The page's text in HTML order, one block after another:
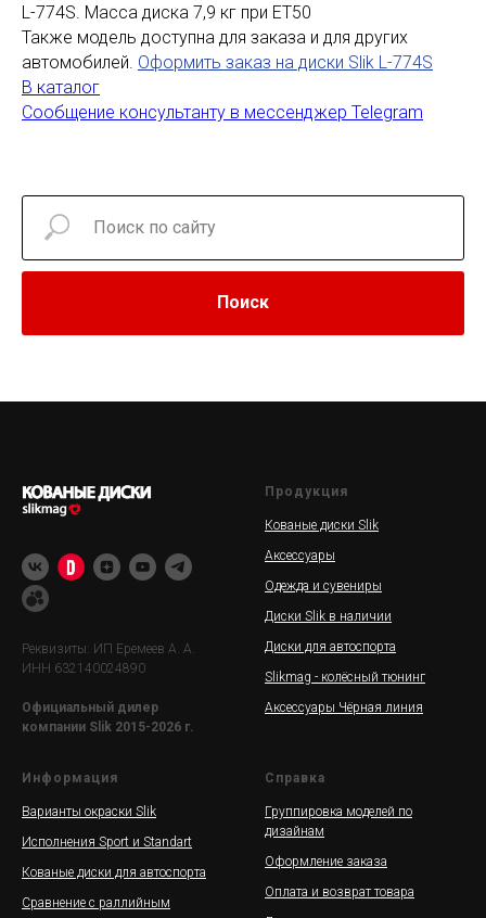
L-774S. Масса диска 7,9 кг при ЕТ50
Также модель доступна для заказа и для других
автомобилей. Оформить заказ на диски Slik L-774S
В каталог
Сообщение консультанту в мессенджер Telegram
Поиск
Реквизиты: ИП Еремеев А. А.
ИНН 632140024890
Официальный дилер
компании Slik 2015-2026 г.
Продукция
Кованые диски Slik
Аксессуары
Одежда и сувениры
Диски Slik в наличии
Диски для автоспорта
Slikmag - колёсный тюнинг
Аксессуары Чёрная линия
Информация
Варианты окраски Slik
Исполнения Sport и Standart
Кованые диски для автоспорта
Сравнение с раллийным
Справка
Группировка моделей по
дизайнам
Оформление заказа
Оплата и возврат товара